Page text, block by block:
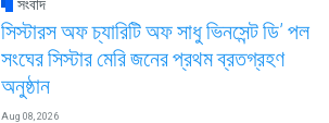
সংবাদ
সিস্টারস অফ চ্যারিটি অফ সাধু ভিনসেন্ট ডি’ পল
সংঘের সিস্টার মেরি জনের প্রথম ব্রতগ্রহণ
অনুষ্ঠান
Aug 08, 2026